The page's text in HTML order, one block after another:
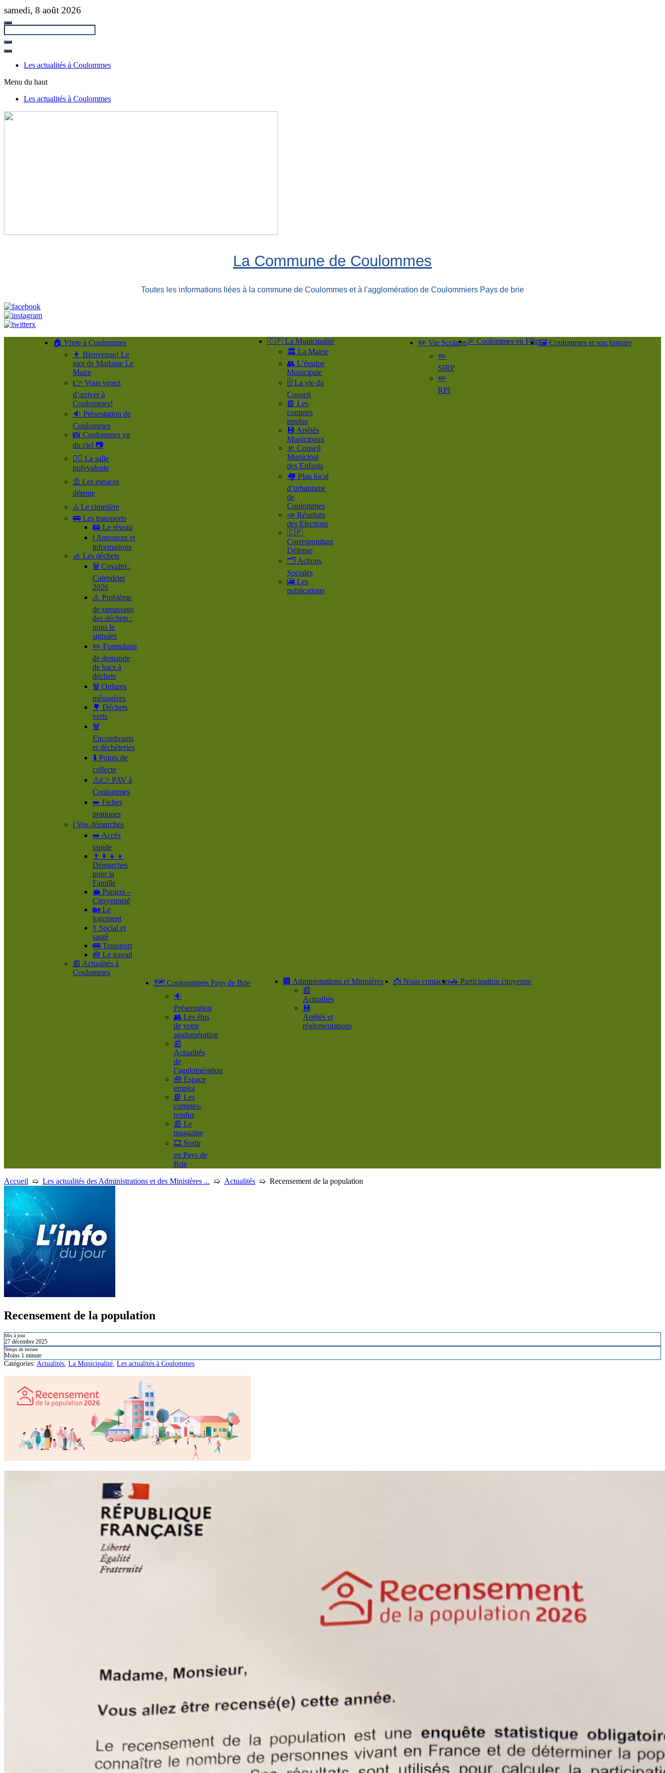
Passer
contenu
principal
samedi, 8 août 2026
Fermer
rechercheLes actualités à Coulommes
Menu du haut
Les actualités à Coulommes
La Commune de Coulommes
Toutes les informations liées à la commune de Coulommes et à l'agglomération de Coulommiers Pays de brie
🏠 Vivre à Coulommes
👩 Bienvenue! Le
mot de Madame Le
Maire
👉 Vous venez
d’arriver à
Coulommes!
🔉 Présentation de
Coulommes
📸 Coulommes vu
du ciel 📷
🤹‍♀️ La salle
polyvalente
⛱️ Les espaces
détente
⛼ Le cimetière
🚌 Les transports
🚋 Le réseau
ℹ️ Annonces et
informations
🚮 Les déchets
🗑️ Covaltri :
Calendrier
2026
⚠️ Problème
de ramassage
des déchets :
nous le
signaler
✏️ Formulaire
de demande
de bacs à
déchets
🗑️ Ordures
ménagères
🌳 Déchets
verts
🗑️
Encombrants
et déchèteries
⬇️ Points de
collecte
⚠️👉 PAV à
Coulommes
➡️ Fiches
pratiques
ℹ️ Vos démarches
➡️ Accès
rapide
👨‍👩‍👧‍👦
Démarches
pour la
Famille
💼 Papiers –
Citoyenneté
🏡 Le
logement
⚕️ Social et
santé
🚌 Transport
🧰 Le travail
📰 Actualités à
Coulommes
🇨🇵 La Municipalité
🏛️ La Mairie
👥​ L’équipe
Municipale
🗄️ La vie du
Conseil
📘 Les
comptes
rendus
💾 Arrêtés
Municipaux
🚸 Conseil
Municipal
des Enfants
🏘️ Plan local
d’urbanisme
de
Coulommes
📣 Résultats
des Elections
🇨🇵
Correspondant
Défense
🗂️ Actions
Sociales
🎦 Les
publications
✏️ Vie Scolaire
✏️
SIRP
✏️
RPI
🎉 Coulommes en Fête🖼️ Coulommes et son histoire
🗺️ Coulommiers Pays de Brie
🔉
Présentation
👥​ Les élus
de votre
agglomération
📰
Actualités
de
l’agglomération
🧰 Espace
emploi
📘 Les
comptes-
rendus
📰 Le
magazine
🎞️ Sortir
en Pays de
Brie
🏢 Administrations et Ministères
📰
Actualités
💾
Arrêtés et
réglementations
📩 Nous contacter🚓 Participation citoyenne
Accueil ➯ Les actualités des Administrations et des Ministères ... ➯ Actualités ➯ Recensement de la population
Recensement de la population
Mis à jour
27 décembre 2025
Temps de lecture
Moins 1 minute
Catégories: Actualités La Municipalité Les actualités à Coulommes